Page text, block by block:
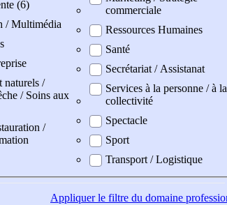
(6)
/ Multimédia
naturels /
/ Soins aux
/
commerciale
Ressources Humaines
Santé
Secrétariat / Assistanat
Services à la personne / à la
collectivité
Spectacle
Sport
Transport / Logistique
Appliquerle filtre du domaine